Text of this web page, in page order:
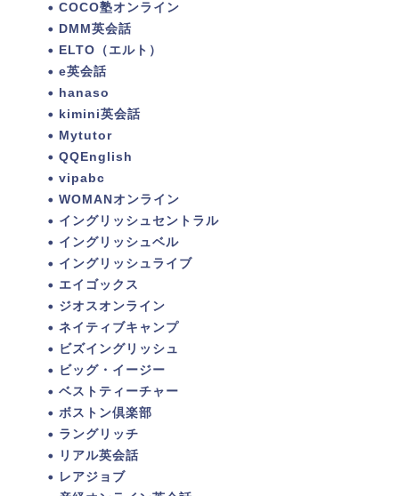
COCO塾オンライン
DMM英会話
ELTO（エルト）
e英会話
hanaso
kimini英会話
Mytutor
QQEnglish
vipabc
WOMANオンライン
イングリッシュセントラル
イングリッシュベル
イングリッシュライブ
エイゴックス
ジオスオンライン
ネイティブキャンプ
ビズイングリッシュ
ビッグ・イージー
ベストティーチャー
ボストン倶楽部
ラングリッチ
リアル英会話
レアジョブ